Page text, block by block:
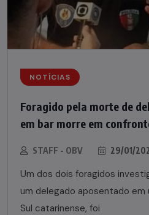
NOTÍCIAS
Foragido pela morte de
em bar morre em
STAFF - OBV 29/01/
Um dos dois foragidos
um delegado aposentado em
Sul catarinense, foi